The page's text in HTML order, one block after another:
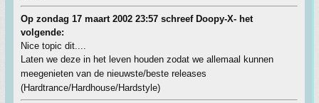
Op zondag 17 maart 2002 23:57 schreef Doopy-X- het
volgende:
Nice topic dit....
Laten we deze in het leven houden zodat we allemaal kunnen
meegenieten van de nieuwste/beste releases
(Hardtrance/Hardhouse/Hardstyle)